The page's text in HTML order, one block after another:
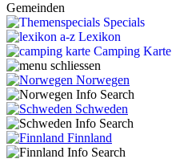
Gemeinden
Specials
Lexikon
Camping Karte
Norwegen
Schweden
Finnland